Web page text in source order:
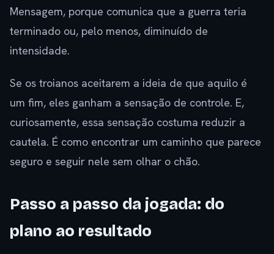
Mensagem, porque comunica que a guerra teria
terminado ou, pelo menos, diminuído de
intensidade.
Se os troianos aceitarem a ideia de que aquilo é
um fim, eles ganham a sensação de controle. E,
curiosamente, essa sensação costuma reduzir a
cautela. É como encontrar um caminho que parece
seguro e seguir nele sem olhar o chão.
Passo a passo da jogada: do
plano ao resultado